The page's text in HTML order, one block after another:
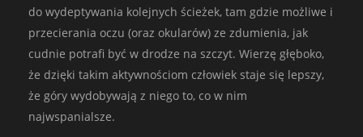
do wydeptywania kolejnych ścieżek, tam gdzie możliwe i
przecierania oczu (oraz okularów) ze zdumienia, jak
cudnie potrafi być w drodze na szczyt. Wierzę głęboko,
że dzięki takim aktywnościom człowiek staje się lepszy,
że góry wydobywają z niego to, co w nim
najwspanialsze.